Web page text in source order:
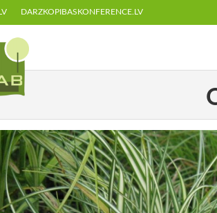
DARZKOPIBASKONFERENCE.LV